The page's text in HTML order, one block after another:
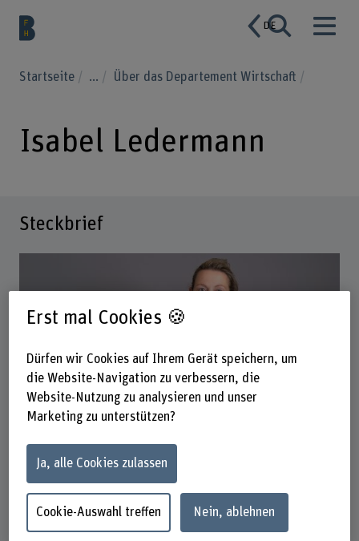
DE
Startseite ... Über das Departement Wirtschaft
Isabel Ledermann
Steckbrief
Leiterin Abteilung Services
+41 31 848 34 10
Erst mal Cookies 🍪
Dürfen wir Cookies auf Ihrem Gerät speichern, um
die Website-Navigation zu verbessern, die
Website-Nutzung zu analysieren und unser
Marketing zu unterstützen?
Ja, alle Cookies zulassen
Cookie-Auswahl treffen Nein, ablehnen